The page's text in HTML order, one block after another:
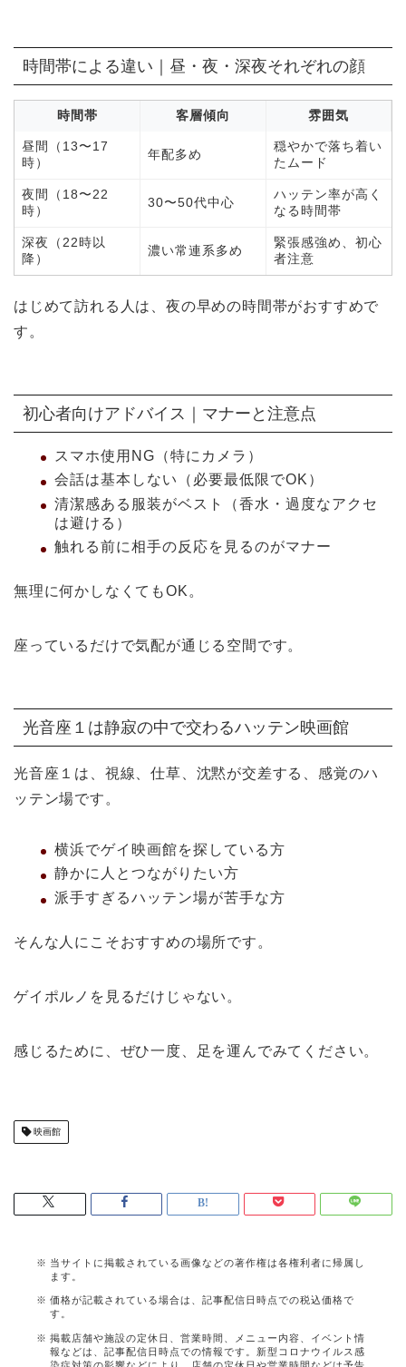
時間帯による違い｜昼・夜・深夜それぞれの顔
時間帯 客層傾向 雰囲気
昼間（13〜17
時）
年配多め
穏やかで落ち着い
たムード
夜間（18〜22
時）
30〜50代中心
ハッテン率が高く
なる時間帯
深夜（22時以
降）
濃い常連系多め
緊張感強め、初心
者注意
はじめて訪れる人は、夜の早めの時間帯がおすすめで
す。
初心者向けアドバイス｜マナーと注意点
スマホ使用NG（特にカメラ）
会話は基本しない（必要最低限でOK）
清潔感ある服装がベスト（香水・過度なアクセ
は避ける）
触れる前に相手の反応を見るのがマナー
無理に何かしなくてもOK。
座っているだけで気配が通じる空間です。
光音座１は静寂の中で交わるハッテン映画館
光音座１は、視線、仕草、沈黙が交差する、感覚のハ
ッテン場です。
横浜でゲイ映画館を探している方
静かに人とつながりたい方
派手すぎるハッテン場が苦手な方
そんな人にこそおすすめの場所です。
ゲイポルノを見るだけじゃない。
感じるために、ぜひ一度、足を運んでみてください。
映画館
当サイトに掲載されている画像などの著作権は各権利者に帰属し
ます。
価格が記載されている場合は、記事配信日時点での税込価格で
す。
掲載店舗や施設の定休日、営業時間、メニュー内容、イベント情
報などは、記事配信日時点での情報です。新型コロナウイルス感
染症対策の影響などにより、店舗の定休日や営業時間などは予告